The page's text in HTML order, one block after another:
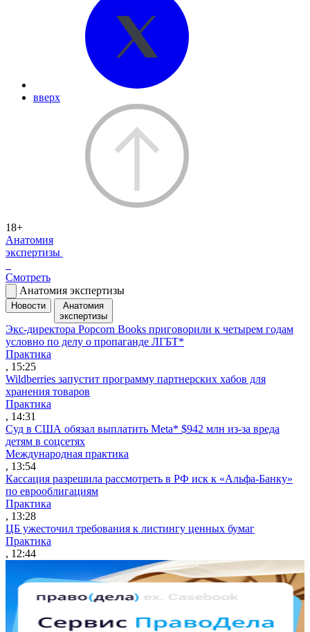
вверх
18+
Анатомия
экспертизы
Смотреть
Анатомия экспертизы
Новости
Анатомия
экспертизы
Экс-директора Popcorn Books приговорили к четырем годам
условно по делу о пропаганде ЛГБТ*
Практика
, 15:25
Wildberries запустит программу партнерских хабов для
хранения товаров
Практика
, 14:31
Суд в США обязал выплатить Meta* $942 млн из-за вреда
детям в соцсетях
Международная практика
, 13:54
Кассация разрешила рассмотреть в РФ иск к «Альфа-Банку»
по еврооблигациям
Практика
, 13:28
ЦБ ужесточил требования к листингу ценных бумаг
Практика
, 12:44